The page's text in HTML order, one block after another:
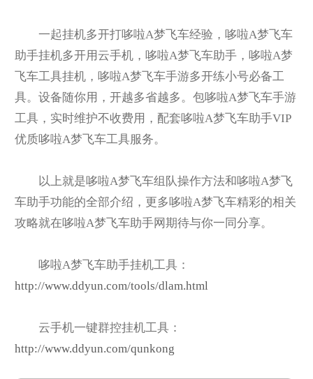
一起挂机多开打哆啦A梦飞车经验，哆啦A梦飞车
助手挂机多开用云手机，哆啦A梦飞车助手，哆啦A梦
飞车工具挂机，哆啦A梦飞车手游多开练小号必备工
具。设备随你用，开越多省越多。包哆啦A梦飞车手游
工具，实时维护不收费用，配套哆啦A梦飞车助手VIP
优质哆啦A梦飞车工具服务。
以上就是哆啦A梦飞车组队操作方法和哆啦A梦飞
车助手功能的全部介绍，更多哆啦A梦飞车精彩的相关
攻略就在哆啦A梦飞车助手网期待与你一同分享。
哆啦A梦飞车助手挂机工具：
http://www.ddyun.com/tools/dlam.html
云手机一键群控挂机工具：
http://www.ddyun.com/qunkong